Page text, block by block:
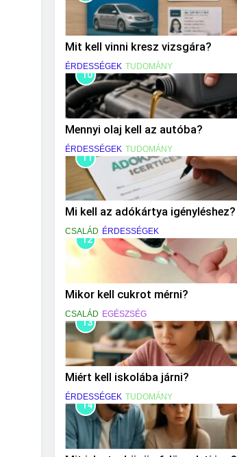
Mit kell vinni kresz vizsgára?
ÉRDESSÉGEK TUDOMÁNY
10
Mennyi olaj kell az autóba?
ÉRDESSÉGEK TUDOMÁNY
11
Mi kell az adókártya igényléshez?
CSALÁD ÉRDESSÉGEK
12
Mikor kell cukrot mérni?
CSALÁD EGÉSZSÉG
13
Miért kell iskolába járni?
ÉRDESSÉGEK TUDOMÁNY
14